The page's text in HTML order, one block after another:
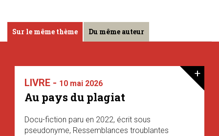
Sur le même thème Du même auteur
LIVRE - 10 mai 2026
Au pays du plagiat
Docu-fiction paru en 2022, écrit sous
pseudonyme, Ressemblances troublantes
+